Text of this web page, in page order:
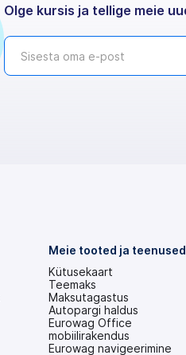
Olge kursis ja tellige meie
Meie tooted ja teenused
Kütusekaart
Teemaks
Maksutagastus
Autopargi haldus
Eurowag Office
mobiilirakendus
Eurowag navigeerimine